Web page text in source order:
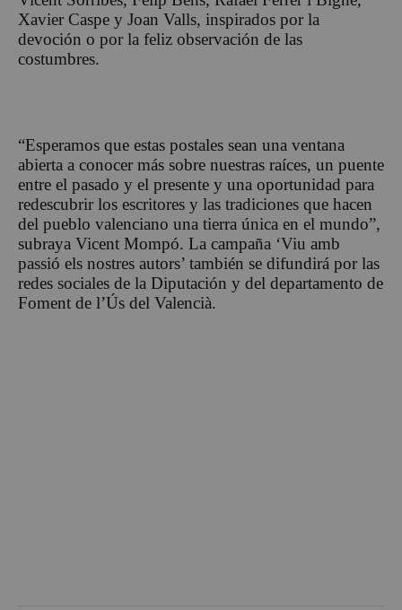
Xavier Caspe y Joan Valls, inspirados por la
devoción o por la feliz observación de las
costumbres.
“Esperamos que estas postales sean una ventana
abierta a conocer más sobre nuestras raíces, un puente
entre el pasado y el presente y una oportunidad para
redescubrir los escritores y las tradiciones que hacen
del pueblo valenciano una tierra única en el mundo”,
subraya Vicent Mompó. La campaña ‘Viu amb
passió els nostres autors’ también se difundirá por las
redes sociales de la Diputación y del departamento de
Foment de l’Ús del Valencià.